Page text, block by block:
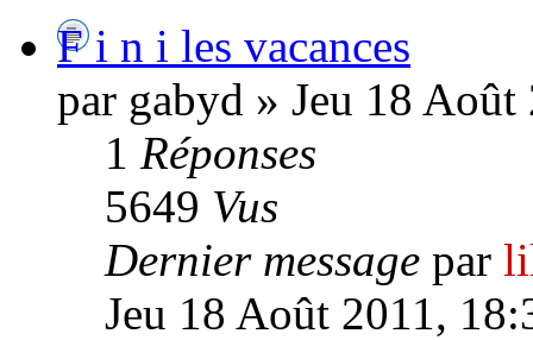
F i n i les vacances
par gabyd » Jeu 18
1 Réponses
5649 Vus
Dernier message par
Jeu 18 Août 2011,